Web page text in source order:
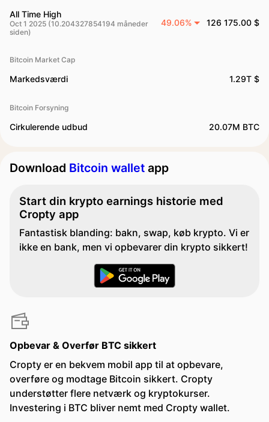
All Time High
Oct 1 2025 (10.204327854194 måneder
siden)
49.06% 126 175.00 $
Bitcoin Market Cap
Markedsværdi 1.29T $
Bitcoin Forsyning
Cirkulerende udbud 20.07M BTC
Download Bitcoin wallet app
Start din krypto earnings historie med
Cropty app
Fantastisk blanding: bakn, swap, køb krypto. Vi er
ikke en bank, men vi opbevarer din krypto sikkert!
Opbevar & Overfør BTC sikkert
Cropty er en bekvem mobil app til at opbevare,
overføre og modtage Bitcoin sikkert. Cropty
understøtter flere netværk og kryptokurser.
Investering i BTC bliver nemt med Cropty wallet.